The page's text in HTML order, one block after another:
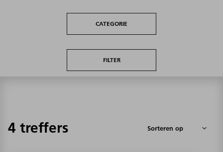
CATEGORIE
FILTER
4 treffers